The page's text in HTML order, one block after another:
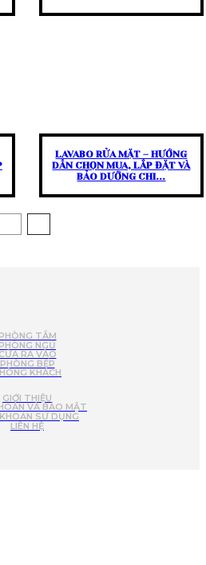
LAVABO RỬA MẶT – HƯỚNG
DẪN CHỌN MUA, LẮP ĐẶT VÀ
BẢO DƯỠNG CHI...
PHÒNG TẮM
PHÒNG NGỦ
RA VÀO
PHÒNG BẾP
KHÁCH
GIỚI THIỆU
VÀ BẢO MẬT
SỬ DỤNG
LIÊN HỆ